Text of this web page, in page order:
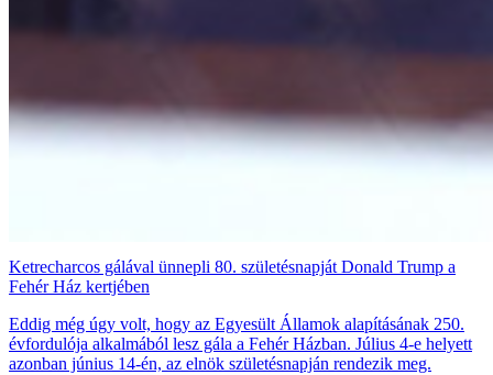
Ketrecharcos gálával ünnepli 80. születésnapját Donald Trump a
Fehér Ház kertjében
Eddig még úgy volt, hogy az Egyesült Államok alapításának 250.
évfordulója alkalmából lesz gála a Fehér Házban. Július 4-e helyett
azonban június 14-én, az elnök születésnapján rendezik meg.